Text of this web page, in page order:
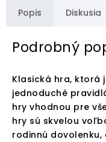
Popis Diskusia
Podrobný
Klasická hra, ktorá
jednoduché
hry vhodnou pre
hry sú skvelou
rodinnú